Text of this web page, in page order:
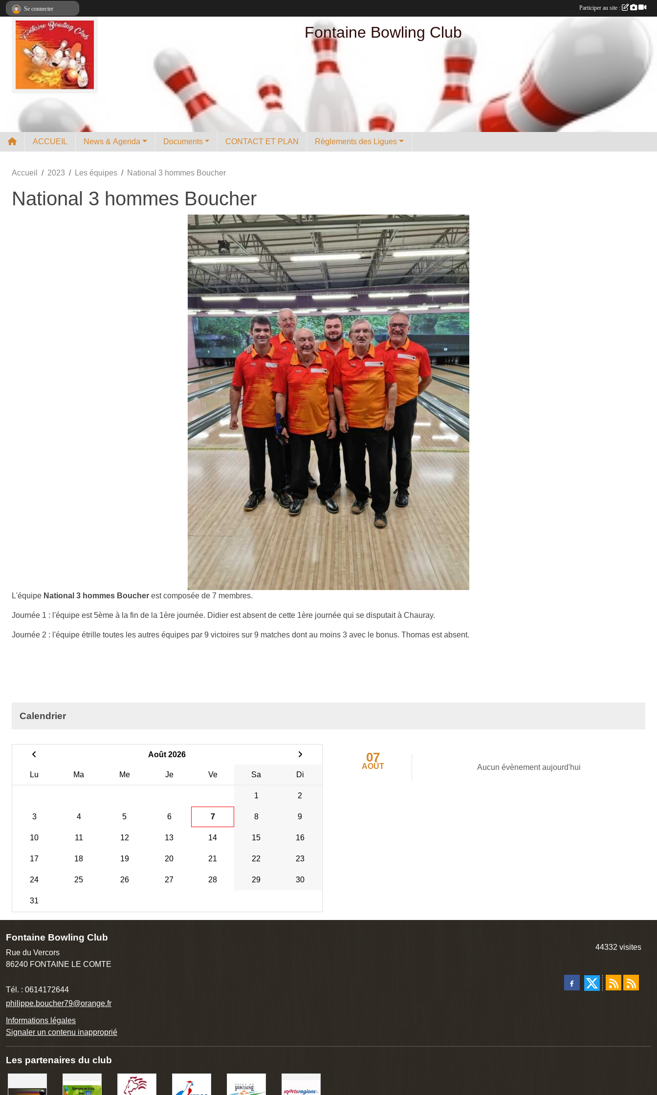
Fontaine Bowling Club
ACCUEIL News & Agenda Documents CONTACT ET PLAN Règlements des Ligues
Accueil 2023 Les équipes National 3 hommes Boucher
National 3 hommes Boucher
L'équipe National 3 hommes Boucher est composée de 7 membres.
Journée 1 : l'équipe est 5ème à la fin de la 1ère journée. Didier est absent de cette 1ère journée qui se disputait à Chauray.
Journée 2 : l'équipe étrille toutes les autres équipes par 9 victoires sur 9 matches dont au moins 3 avec le bonus. Thomas est absent.
Calendrier
Août 2026
Lu Ma Me Je Ve Sa Di
1 2
3 4 5 6 7 8 9
10 11 12 13 14 15 16
17 18 19 20 21 22 23
24 25 26 27 28 29 30
31
07
AOÛT Aucun évènement aujourd'hui
Fontaine Bowling Club
Rue du Vercors
86240 FONTAINE LE COMTE
Tél. : 0614172644
philippe.boucher79@orange.fr
Informations légales
Signaler un contenu inapproprié
44332 visites
Les partenaires du club
Se connecter Participer au site :
Panneau de gestion des cookies